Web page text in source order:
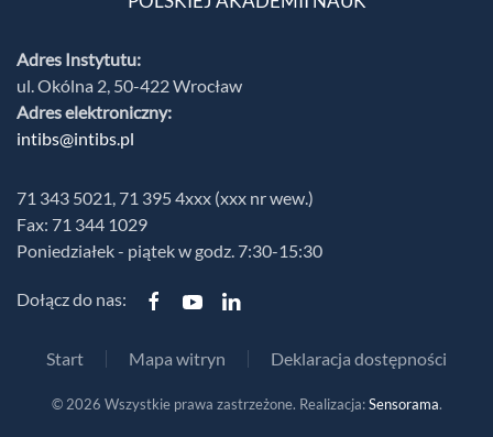
Adres Instytutu:
ul. Okólna 2, 50-422 Wrocław
Adres elektroniczny:
intibs@intibs.pl
71 343 5021, 71 395 4xxx (xxx nr wew.)
Fax: 71 344 1029
Poniedziałek - piątek w godz. 7:30-15:30
Dołącz do nas:
Start Mapa witryn Deklaracja dostępności
©2026 Wszystkie prawa zastrzeżone. Realizacja:Sensorama.